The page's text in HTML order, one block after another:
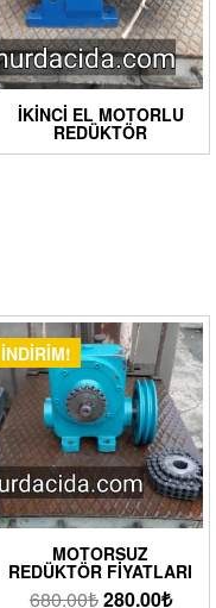
İKINCI EL MOTORLU
REDÜKTÖR
İNDIRIM!
MOTORSUZ
REDÜKTÖR FIYATLARI
680.00₺280.00₺